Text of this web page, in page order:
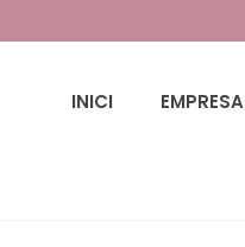
INICI EMPRESA